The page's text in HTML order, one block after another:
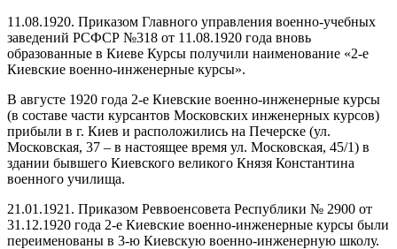
11.08.1920. Приказом Главного управления военно-учебных
заведений РСФСР №318 от 11.08.1920 года вновь
образованные в Киеве Курсы получили наименование «2-е
Киевские военно-инженерные курсы».
В августе 1920 года 2-е Киевские военно-инженерные курсы
(в составе части курсантов Московских инженерных курсов)
прибыли в г. Киев и расположились на Печерске (ул.
Московская, 37 – в настоящее время ул. Московская, 45/1) в
здании бывшего Киевского великого Князя Константина
военного училища.
21.01.1921. Приказом Реввоенсовета Республики № 2900 от
31.12.1920 года 2-е Киевские военно-инженерные курсы были
переименованы в 3-ю Киевскую военно-инженерную школу.